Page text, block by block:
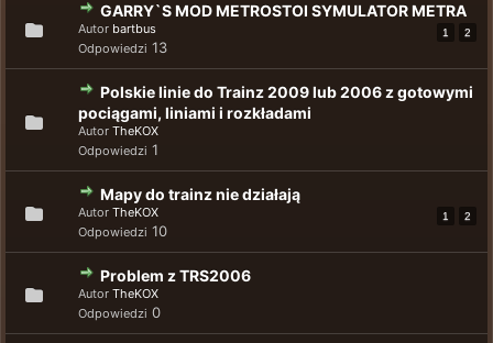
GARRY`S MOD METROSTOI SYMULATOR METRA
Autor bartbus 1 2
Odpowiedzi 13
Polskie linie do Trainz 2009 lub 2006 z gotowymi
pociągami, liniami i rozkładami
Autor TheKOX
Odpowiedzi 1
Mapy do trainz nie działają
Autor TheKOX 1 2
Odpowiedzi 10
Problem z TRS2006
Autor TheKOX
Odpowiedzi 0